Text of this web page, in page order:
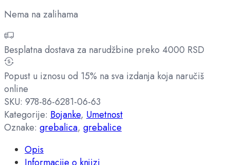
Nema na zalihama
Besplatna dostava za narudžbine preko 4000 RSD
Popust u iznosu od 15% na sva izdanja koja naručiš
online
SKU: 978-86-6281-06-63
Kategorije: Bojanke, Umetnost
Oznake: grebalica, grebalice
Opis